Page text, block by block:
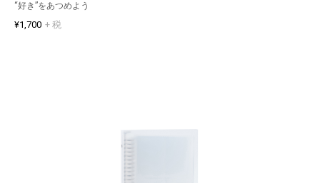
“好き”をあつめよう
¥1,700 + 税